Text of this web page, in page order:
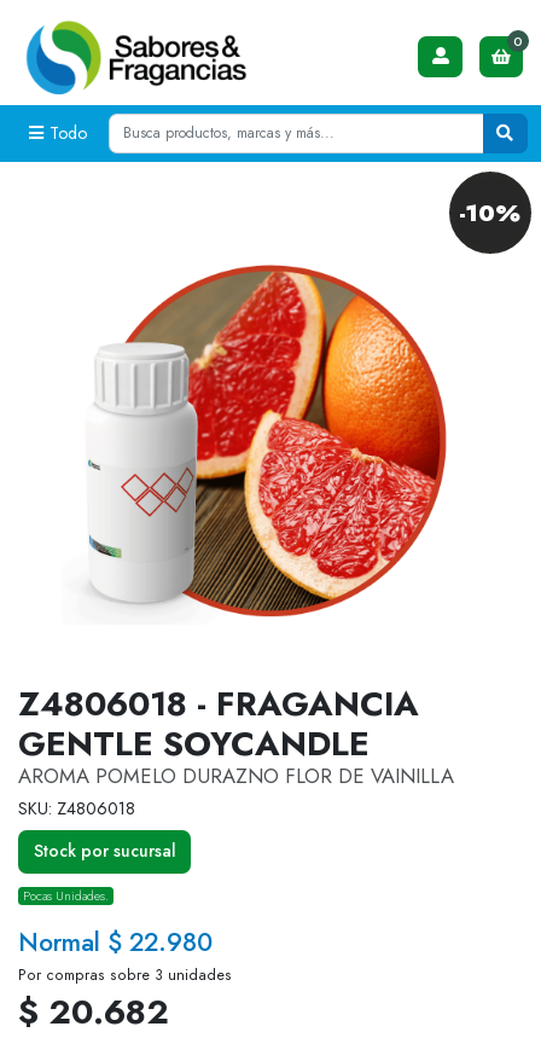
Todo
0
-10%
Z4806018 - FRAGANCIA
GENTLE SOYCANDLE
AROMA POMELO DURAZNO FLOR DE VAINILLA
SKU: Z4806018
Stock por sucursal
Pocas Unidades.
Normal $ 22.980
Por compras sobre 3 unidades
$ 20.682